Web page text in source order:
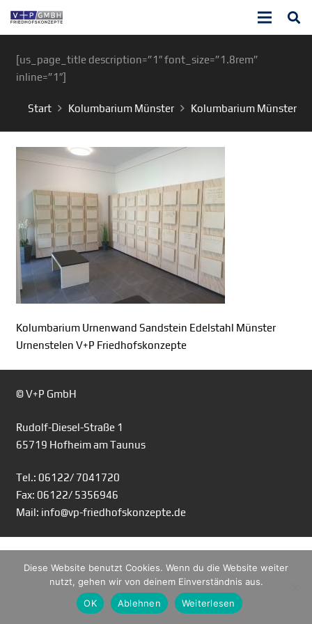
[us_page_title description=”1″ font_size=”1.8rem”
inline=”1″]
Start Kolumbarium Münster Kolumbarium Münster
Kolumbarium Urnenwand Sandstein Edelstahl Münster
Urnenstelen V+P Friedhofskonzepte
© V+P GmbH
Rudolf-Diesel-Straße 1
65719 Hofheim am Taunus
Tel.: 06122/ 7041720
Fax: 06122/ 5356946
Mail: info@vp-friedhofskonzepte.de
Diese Website benutzt Cookies. Wenn du die Website weiter
nutzt, gehen wir von deinem Einverständnis aus.
OK
Ablehnen Weiterlesen